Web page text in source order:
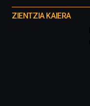
proyectos
ZIENTZIA KAIERA